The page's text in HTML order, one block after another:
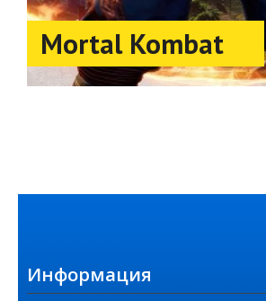
Mortal Kombat
Информация